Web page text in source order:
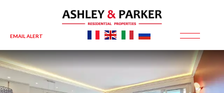
EMAIL ALERT